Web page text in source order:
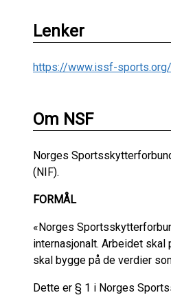
Lenker
https://www.issf-
Om NSF
Norges
(NIF).
FORMÅL
«Norges
internasjonalt. Arbeidet
skal bygge på de verdier
Dette er § 1 i Norges